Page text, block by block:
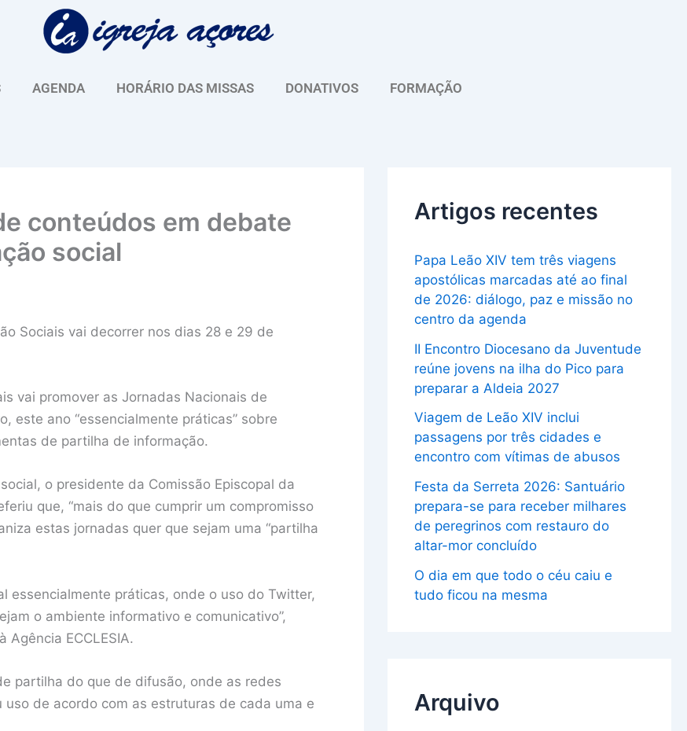
AGENDA HORÁRIO DAS MISSAS DONATIVOS FORMAÇÃO
conteúdos em debate
social
Sociais vai decorrer nos dias 28 e 29 de
vai promover as Jornadas Nacionais de
este ano “essencialmente práticas” sobre
de partilha de informação.
o presidente da Comissão Episcopal da
que, “mais do que cumprir um compromisso
estas jornadas quer que sejam uma “partilha
essencialmente práticas, onde o uso do Twitter,
o ambiente informativo e comunicativo”,
ECCLESIA.
partilha do que de difusão, onde as redes
de acordo com as estruturas de cada uma e
Artigos recentes
Papa Leão XIV tem três viagens
apostólicas marcadas até ao final
de 2026: diálogo, paz e missão no
centro da agenda
II Encontro Diocesano da Juventude
reúne jovens na ilha do Pico para
preparar a Aldeia 2027
Viagem de Leão XIV inclui
passagens por três cidades e
encontro com vítimas de abusos
Festa da Serreta 2026: Santuário
prepara-se para receber milhares
de peregrinos com restauro do
altar-mor concluído
O dia em que todo o céu caiu e
tudo ficou na mesma
Arquivo
u